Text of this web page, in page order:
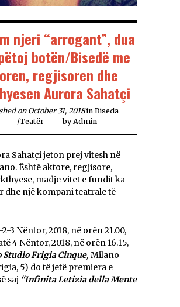
njeri “arrogant”, dua
botën/Bisedë me
regjisoren dhe
Aurora Sahatçi
on October 31, 2018 in Biseda
/Teatër byAdmin
Ёshtë aktore, regjisore,
madje vitet e fundit ka
dhe një kompani teatrale të
3 Nëntor, 2018, në orën 21.00,
4 Nëntor, 2018, në orën 16.15,
Studio Frigia Cinque, Milano
5) do të jetë premiera e
saj “Infinita Letizia della Mente